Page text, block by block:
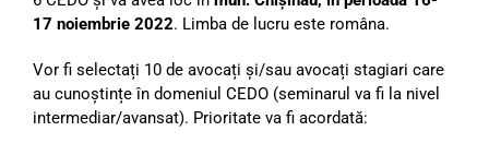
17 noiembrie 2022. Limba de lucru este româna.
Vor fi selectați 10 de avocați și/sau avocați stagiari care
au cunoștințe în domeniul CEDO (seminarul va fi la nivel
intermediar/avansat). Prioritate va fi acordată: